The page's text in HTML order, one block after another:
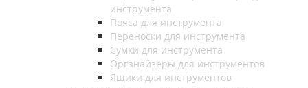
инструмента
Пояса для инструмента
Переноски для инструмента
Сумки для инструмента
Органайзеры для инструментов
Ящики для инструментов